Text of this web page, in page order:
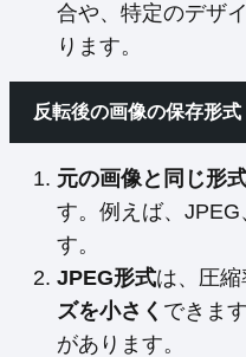
合や、特定のデザ
ります。
反転後の画像の保存形式
元の画像と同じ形
す。例えば、
す。
JPEG形式は、圧縮
ズを小さく できます
があります。